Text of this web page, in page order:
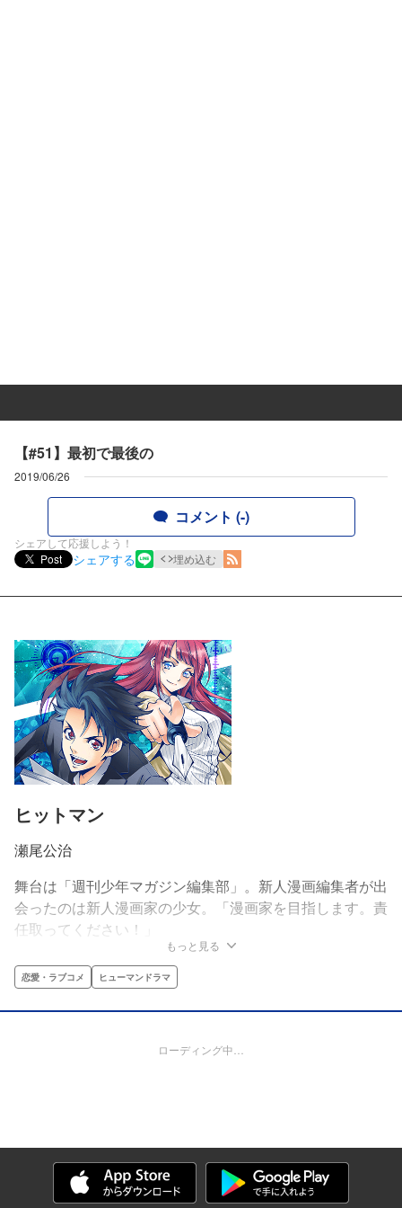
【#51】最初で最後の
2019/06/26
コメント (-)
シェアして応援しよう！
Post
シェアする 埋め込む
ヒットマン
瀬尾公治
舞台は「週刊少年マガジン編集部」。新人漫画編集者が出
会ったのは新人漫画家の少女。「漫画家を目指します。責
任取ってください！」
もっと見る
恋愛・ラブコメ ヒューマンドラマ
ローディング中…